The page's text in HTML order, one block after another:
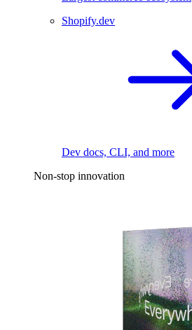
Shopify.dev
Dev docs, CLI, and more
Non-stop innovation